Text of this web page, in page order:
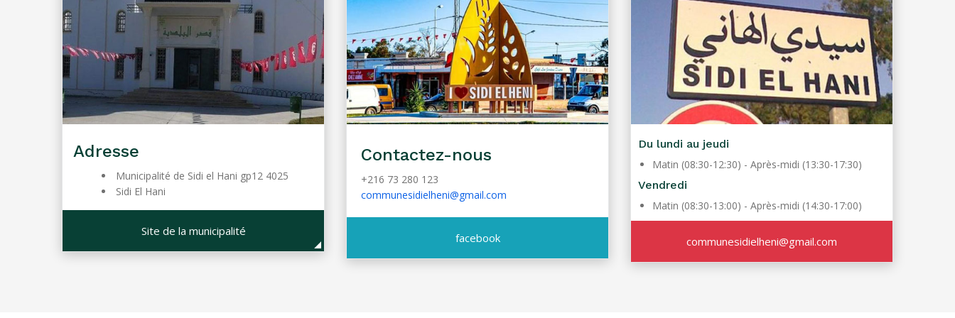
Adresse
Municipalité de Sidi el Hani gp12 4025
Sidi El Hani
Site de la municipalité
Contactez-nous
+216 73 280 123
communesidielheni@gmail.com
facebook
Du lundi au jeudi
Matin (08:30-12:30) - Après-midi (13:30-17:30)
Vendredi
Matin (08:30-13:00) - Après-midi (14:30-17:00)
communesidielheni@gmail.com